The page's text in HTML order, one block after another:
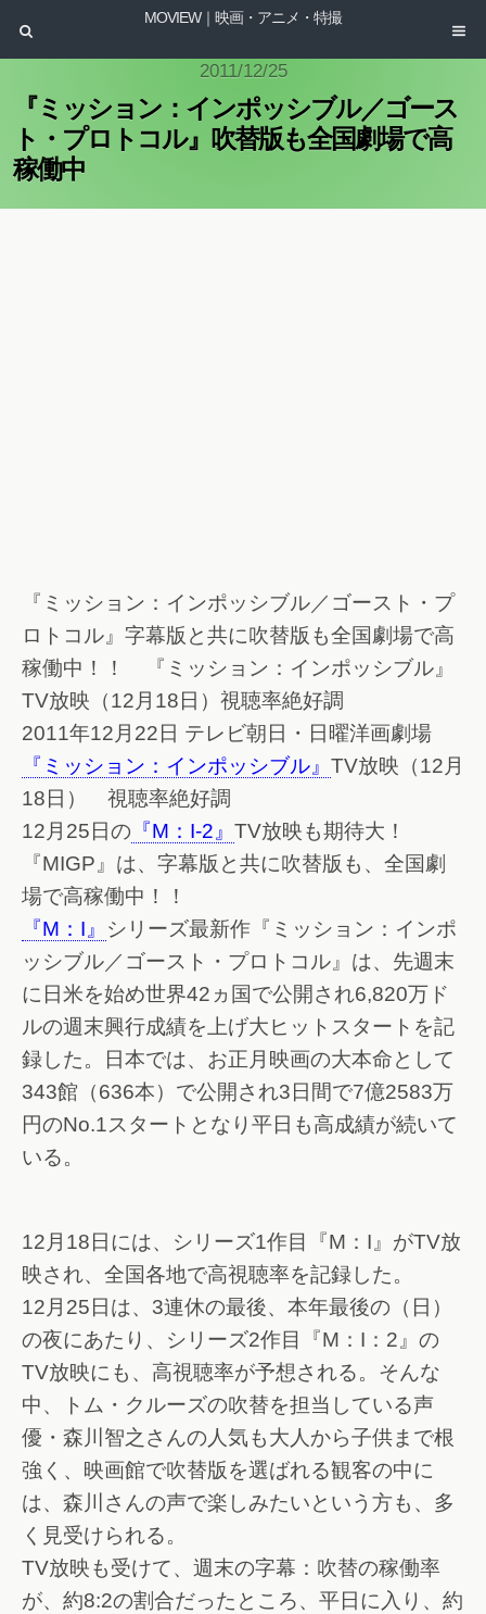
MOVIEW｜映画・アニメ・特撮
2011/12/25
『ミッション：インポッシブル／ゴース
ト・プロトコル』吹替版も全国劇場で高
稼働中
『ミッション：インポッシブル／ゴースト・プ
ロトコル』字幕版と共に吹替版も全国劇場で高
稼働中！！ 『ミッション：インポッシブル』
TV放映（12月18日）視聴率絶好調
2011年12月22日 テレビ朝日・日曜洋画劇場
『ミッション：インポッシブル』 TV放映（12月
18日） 視聴率絶好調
12月25日の 『M：I-2』 TV放映も期待大！
『MIGP』は、字幕版と共に吹替版も、全国劇
場で高稼働中！！
『M：I』 シリーズ最新作『ミッション：インポ
ッシブル／ゴースト・プロトコル』は、先週末
に日米を始め世界42ヵ国で公開され6,820万ド
ルの週末興行成績を上げ大ヒットスタートを記
録した。日本では、お正月映画の大本命として
343館（636本）で公開され3日間で7億2583万
円のNo.1スタートとなり平日も高成績が続いて
いる。
12月18日には、シリーズ1作目『M：I』がTV放
映され、全国各地で高視聴率を記録した。
12月25日は、3連休の最後、本年最後の（日）
の夜にあたり、シリーズ2作目『M：I：2』の
TV放映にも、高視聴率が予想される。そんな
中、トム・クルーズの吹替を担当している声
優・森川智之さんの人気も大人から子供まで根
強く、映画館で吹替版を選ばれる観客の中に
は、森川さんの声で楽しみたいという方も、多
く見受けられる。
TV放映も受けて、週末の字幕：吹替の稼働率
が、約8:2の割合だったところ、平日に入り、約